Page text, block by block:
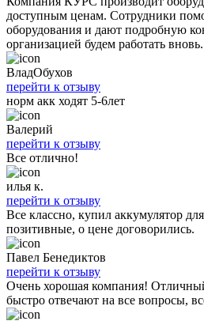
доступным ценам. Сотрудники
оборудования и дают подробную
организацией будем работать вновь.
ВладОбухов
перейти к отзыву
норм акк ходят 5-6лет
Валерий
перейти к отзыву
Все отлично!
илья к.
перейти к отзыву
Все классно, купил аккумулятор
позитивные, о цене договорились.
Павел Бенедиктов
перейти к отзыву
Очень хорошая компания!
быстро отвечают на все вопросы,